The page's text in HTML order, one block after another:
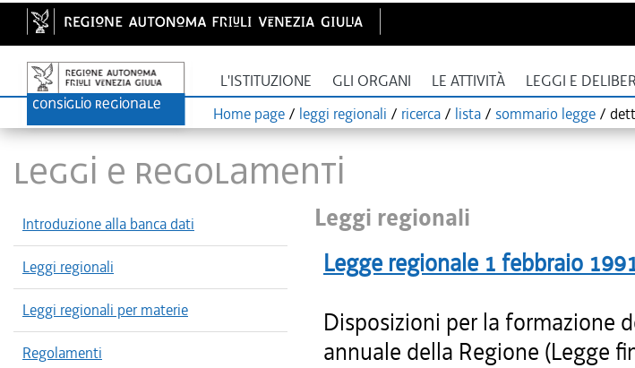
L'ISTITUZIONE GLI ORGANI LE ATTIVITÀ LEGGI E
Home page / leggi regionali / ricerca / lista / sommario legge /
LEGGI E REGOLAMENTI
Introduzione alla banca dati
Leggi regionali
Leggi regionali per materie
Regolamenti
Leggi regionali
Legge regionale 1 febbraio
Disposizioni per la formazione
annuale della Regione (Legge